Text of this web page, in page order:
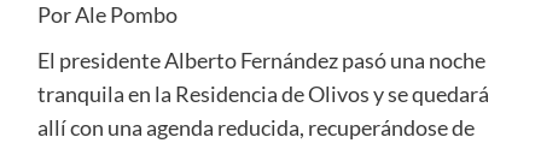
Por Ale Pombo
El presidente Alberto Fernández pasó una noche
tranquila en la Residencia de Olivos y se quedará
allí con una agenda reducida, recuperándose de